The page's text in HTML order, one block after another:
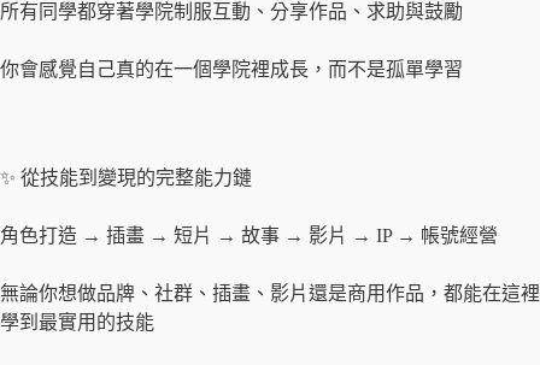
所有同學都穿著學院制服互動、分享作品、求助與鼓勵
你會感覺自己真的在一個學院裡成長，而不是孤單學習
✨ 從技能到變現的完整能力鏈
角色打造 → 插畫 → 短片 → 故事 → 影片 → IP → 帳號經營
無論你想做品牌、社群、插畫、影片還是商用作品，都能在這裡
學到最實用的技能